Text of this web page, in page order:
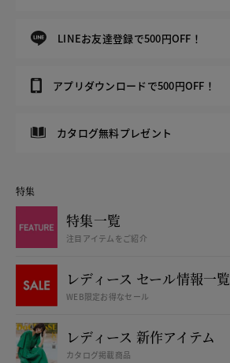
LINEお友達登録で500円OFF！
アプリダウンロードで500円OFF！
カタログ無料プレゼント
特集
特集一覧
注目アイテムをご紹介
レディース セール情報一覧
WEB限定お得なセール
レディース 新作アイテム
カタログ掲載商品